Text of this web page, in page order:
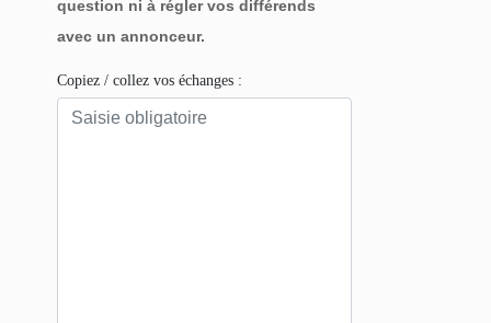
question ni à régler vos différends
avec un annonceur.
Copiez / collez vos échanges :